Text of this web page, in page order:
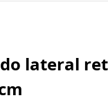
lateral